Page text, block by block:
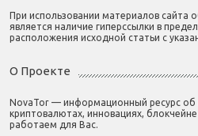
При использовании материалов сайта
является наличие гиперссылки в
расположения исходной статьи с
О Проекте
NovaTor — информационный ресурс об
криптовалютах, инновациях,
работаем для Вас.